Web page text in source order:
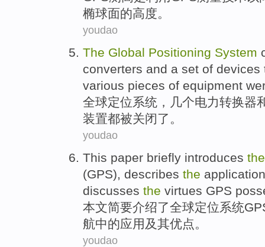
椭球面的高度。
youdao
The Global Positioning System
converters and a set of devices
various pieces of equipment
全球定位系统 ， 几个电力转换器
装置都被关闭了。
youdao
This paper briefly introduces
(GPS), describes the application
discusses the virtues GPS
本文简要介绍了全球定位系统
航中的应用 及其优点。
youdao